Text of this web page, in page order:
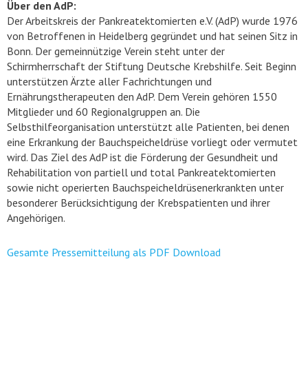
Über den AdP:
Der Arbeitskreis der Pankreatektomierten e.V. (AdP) wurde 1976
von Betroffenen in Heidelberg gegründet und hat seinen Sitz in
Bonn. Der gemeinnützige Verein steht unter der
Schirmherrschaft der Stiftung Deutsche Krebshilfe. Seit Beginn
unterstützen Ärzte aller Fachrichtungen und
Ernährungstherapeuten den AdP. Dem Verein gehören 1550
Mitglieder und 60 Regionalgruppen an. Die
Selbsthilfeorganisation unterstützt alle Patienten, bei denen
eine Erkrankung der Bauchspeicheldrüse vorliegt oder vermutet
wird. Das Ziel des AdP ist die Förderung der Gesundheit und
Rehabilitation von partiell und total Pankreatektomierten
sowie nicht operierten Bauchspeicheldrüsenerkrankten unter
besonderer Berücksichtigung der Krebspatienten und ihrer
Angehörigen.
Gesamte Pressemitteilung als PDF Download